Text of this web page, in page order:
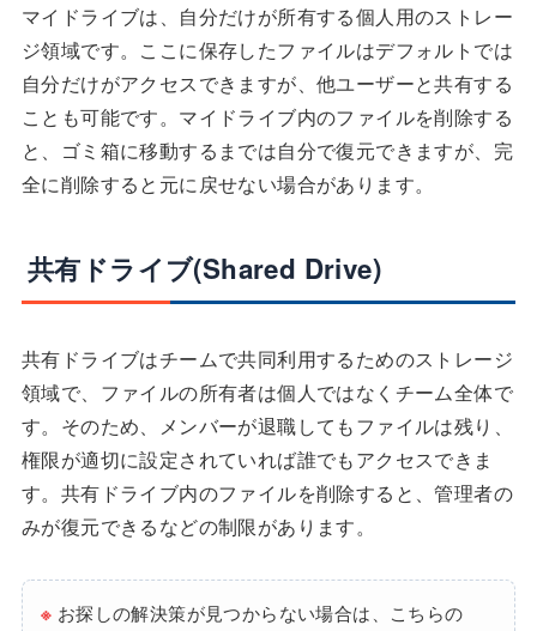
マイドライブは、自分だけが所有する個人用のストレー
ジ領域です。ここに保存したファイルはデフォルトでは
自分だけがアクセスできますが、他ユーザーと共有する
ことも可能です。マイドライブ内のファイルを削除する
と、ゴミ箱に移動するまでは自分で復元できますが、完
全に削除すると元に戻せない場合があります。
共有ドライブ(Shared Drive)
共有ドライブはチームで共同利用するためのストレージ
領域で、ファイルの所有者は個人ではなくチーム全体で
す。そのため、メンバーが退職してもファイルは残り、
権限が適切に設定されていれば誰でもアクセスできま
す。共有ドライブ内のファイルを削除すると、管理者の
みが復元できるなどの制限があります。
※ お探しの解決策が見つからない場合は、こちらの